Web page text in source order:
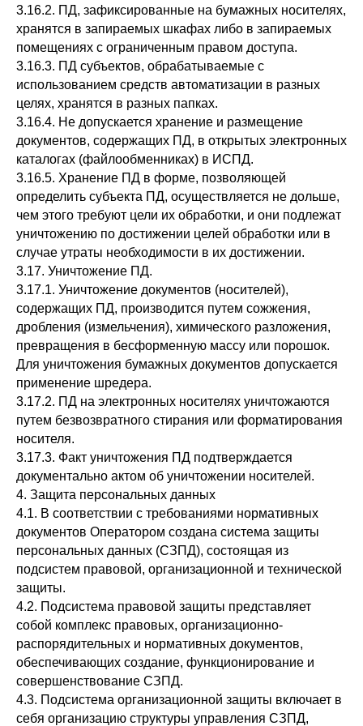
3.16.2. ПД, зафиксированные на бумажных носителях,
хранятся в запираемых шкафах либо в запираемых
помещениях с ограниченным правом доступа.
3.16.3. ПД субъектов, обрабатываемые с
использованием средств автоматизации в разных
целях, хранятся в разных папках.
3.16.4. Не допускается хранение и размещение
документов, содержащих ПД, в открытых электронных
каталогах (файлообменниках) в ИСПД.
3.16.5. Хранение ПД в форме, позволяющей
определить субъекта ПД, осуществляется не дольше,
чем этого требуют цели их обработки, и они подлежат
уничтожению по достижении целей обработки или в
случае утраты необходимости в их достижении.
3.17. Уничтожение ПД.
3.17.1. Уничтожение документов (носителей),
содержащих ПД, производится путем сожжения,
дробления (измельчения), химического разложения,
превращения в бесформенную массу или порошок.
Для уничтожения бумажных документов допускается
применение шредера.
3.17.2. ПД на электронных носителях уничтожаются
путем безвозвратного стирания или форматирования
носителя.
3.17.3. Факт уничтожения ПД подтверждается
документально актом об уничтожении носителей.
4. Защита персональных данных
4.1. В соответствии с требованиями нормативных
документов Оператором создана система защиты
персональных данных (СЗПД), состоящая из
подсистем правовой, организационной и технической
защиты.
4.2. Подсистема правовой защиты представляет
собой комплекс правовых, организационно-
распорядительных и нормативных документов,
обеспечивающих создание, функционирование и
совершенствование СЗПД.
4.3. Подсистема организационной защиты включает в
себя организацию структуры управления СЗПД,